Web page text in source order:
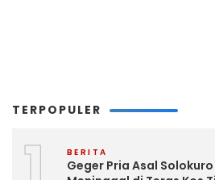
TERPOPULER
BERITA
Geger Pria Asal